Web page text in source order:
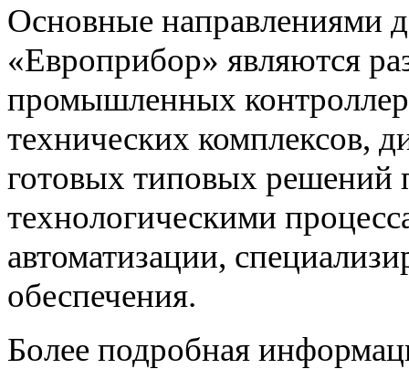
Основные
«Европрибор» являются
промышленных
технических комплексов,
готовых типовых решений
технологическими
автоматизации,
обеспечения.
Более подробная